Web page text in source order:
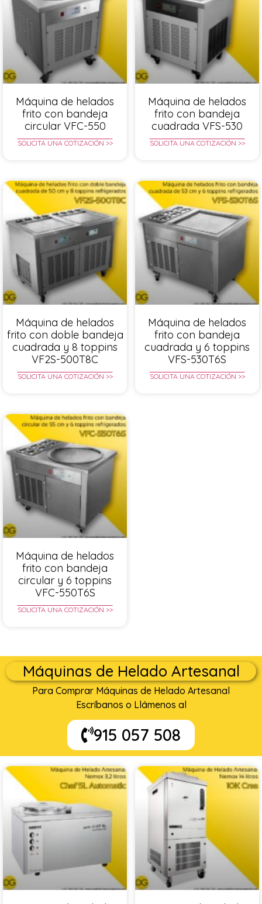
Máquina de helados
frito con bandeja
circular VFC-550
SOLICITA UNA COTIZACIÓN >>
Máquina de helados
frito con bandeja
cuadrada VFS-530
SOLICITA UNA COTIZACIÓN >>
Máquina de helados
frito con doble bandeja
cuadrada y 8 toppins
VF2S-500T8C
SOLICITA UNA COTIZACIÓN >>
Máquina de helados
frito con bandeja
cuadrada y 6 toppins
VFS-530T6S
SOLICITA UNA COTIZACIÓN >>
Máquina de helados
frito con bandeja
circular y 6 toppins
VFC-550T6S
SOLICITA UNA COTIZACIÓN >>
Máquinas de Helado Artesanal
Para Comprar Máquinas de Helado Artesanal
Escríbanos o Llámenos al
915 057 508